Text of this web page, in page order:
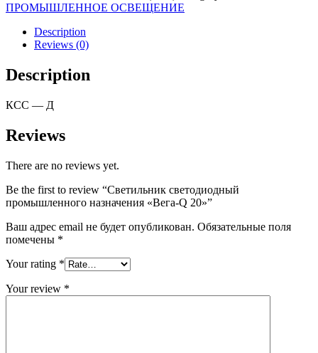
«Вега-
Q
quantity
ПРОМЫШЛЕННОЕ ОСВЕЩЕНИЕ
Description
Reviews (0)
Description
КСС — Д
Reviews
There are no reviews yet.
Be the first to review “Светильник светодиодный
промышленного назначения «Вега-Q 20»”
Ваш адрес email не будет опубликован. Обязательные поля
помечены *
Your rating *
Your review *